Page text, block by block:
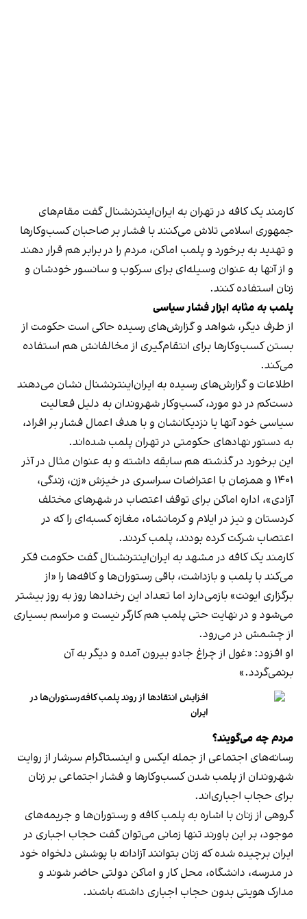
کارمند یک کافه در تهران به ایران‌اینترنشنال گفت مقام‌های
جمهوری اسلامی تلاش می‌کنند با فشار بر صاحبان کسب‌وکارها
و تهدید به برخورد و پلمب اماکن، مردم را در برابر هم قرار دهند
و از آنها به عنوان وسیله‌ای برای سرکوب و سانسور خودشان و
زنان استفاده کنند.
پلمب به مثابه ابزار فشار سیاسی
از طرف دیگر، شواهد و گزارش‌های رسیده حاکی است حکومت از
بستن کسب‌وکارها برای انتقام‌گیری از مخالفانش هم استفاده
می‌کند.
اطلاعات و گزارش‌های رسیده به ایران‌اینترنشنال نشان می‌دهند
دست‌کم در دو مورد، کسب‌وکار شهروندان به دلیل فعالیت
سیاسی خود آنها یا نزدیکانشان و با هدف اعمال فشار بر افراد،
به دستور نهادهای حکومتی در تهران پلمب شده‌اند.
این برخورد در گذشته هم سابقه داشته و به عنوان مثال در آذر
۱۴۰۱ و همزمان با اعتراضات سراسری در خیزش «زن، زندگی،
آزادی»، اداره اماکن برای توقف اعتصاب در شهرهای مختلف
کردستان و نیز در ایلام و کرمانشاه، مغازه کسبه‌ای را که در
اعتصاب شرکت کرده بودند، پلمب کردند.
کارمند یک کافه در مشهد به ایران‌اینترنشنال گفت حکومت فکر
می‌کند با پلمب و بازداشت، باقی رستوران‌ها و کافه‌ها را «از
برگزاری ایونت» بازمی‌دارد اما تعداد این رخدادها روز به روز بیشتر
می‌شود و در نهایت حتی پلمب هم کارگر نیست و مراسم بسیاری
از چشمش در می‌رود.
او افزود: «غول از چراغ جادو بیرون آمده و دیگر به آن
برنمی‎‌گردد.»
افزایش انتقادها از روند پلمب کافه‌رستوران‌ها در
ایران
مردم چه می‌گویند؟
رسانه‎‌های اجتماعی از جمله ایکس و اینستاگرام سرشار از روایت
شهروندان از پلمب شدن کسب‌وکارها و فشار اجتماعی بر زنان
برای حجاب اجباری‌اند.
گروهی از زنان با اشاره به پلمب کافه و رستوران‌ها و جریمه‌های
موجود، بر این باورند تنها زمانی می‌توان گفت حجاب اجباری در
ایران برچیده شده که زنان بتوانند آزادانه با پوشش دلخواه خود
در مدرسه، دانشگاه، محل کار و اماکن دولتی حاضر شوند و
مدارک هویتی بدون حجاب اجباری داشته باشند.